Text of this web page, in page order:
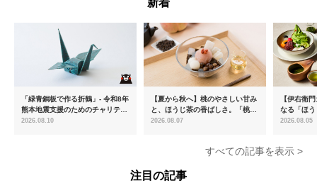
新着
「緑青銅板で作る折鶴」- 令和8年
熊本地震支援のためのチャリティ
ー商品を販売開始
2026.08.10
【夏から秋へ】桃のやさしい甘み
と、ほうじ茶の香ばしさ。「桃と
ほうじ茶のあんみつ」を8月中旬
2026.08.07
【伊右衛
なる「ほ
ける「宇
2026.08.05
すべての記事を表示 >
注目の記事